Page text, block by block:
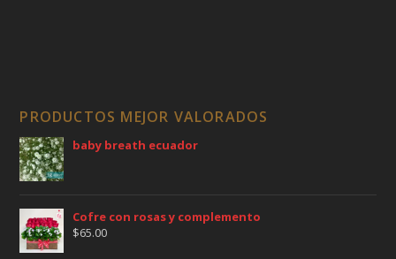
PRODUCTOS MEJOR VALORADOS
baby breath ecuador
Cofre con rosas y complemento
$65.00